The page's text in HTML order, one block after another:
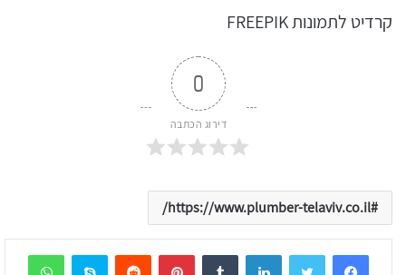
קרדיט לתמונות FREEPIK
0
דירוג הכתבה
https://www.plumber-telaviv.co.il/
LinkedIn
Tumblr
Pinterest
Reddit
Skype